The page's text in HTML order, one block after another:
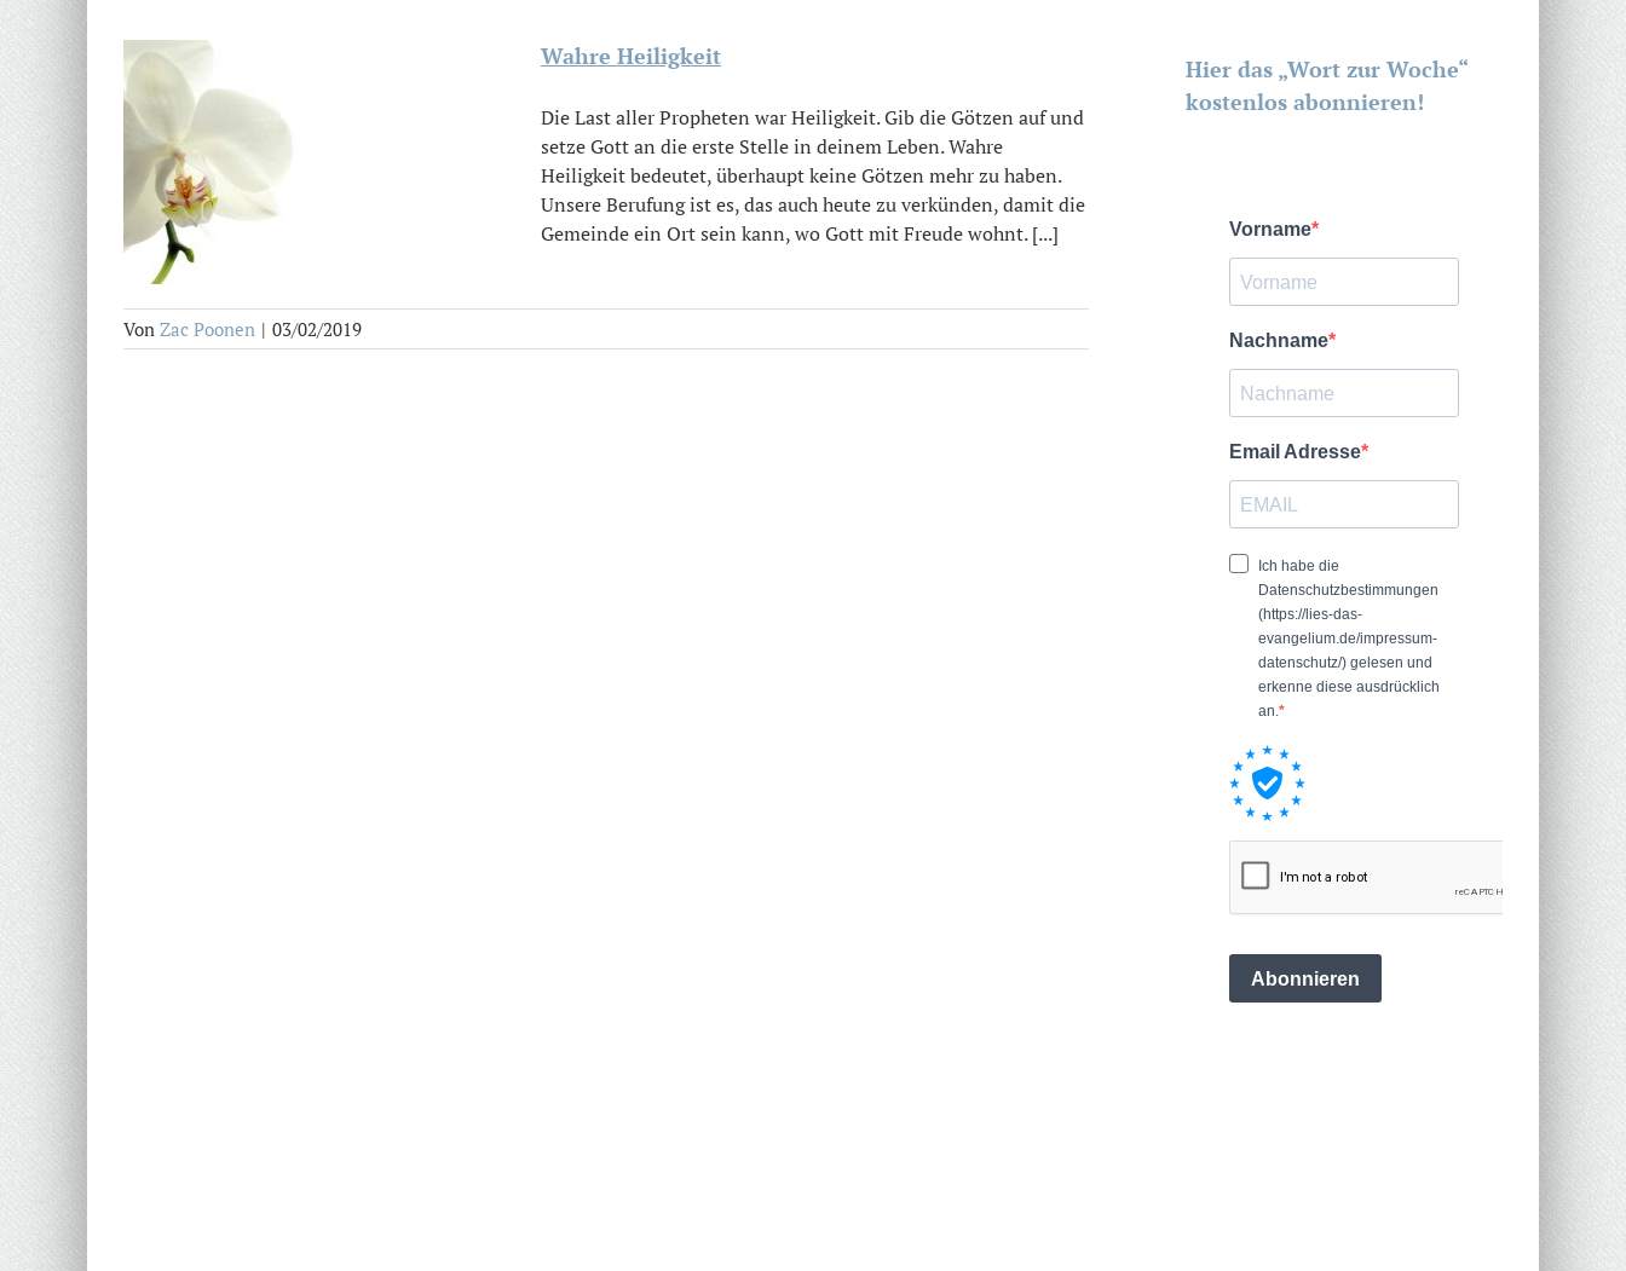
Wahre Heiligkeit
Die Last aller Propheten war Heiligkeit. Gib die Götzen auf und
setze Gott an die erste Stelle in deinem Leben. Wahre
Heiligkeit bedeutet, überhaupt keine Götzen mehr zu haben.
Unsere Berufung ist es, das auch heute zu verkünden, damit die
Gemeinde ein Ort sein kann, wo Gott mit Freude wohnt. [...]
Von Zac Poonen | 03/02/2019
Hier das „Wort zur Woche“
kostenlos abonnieren!